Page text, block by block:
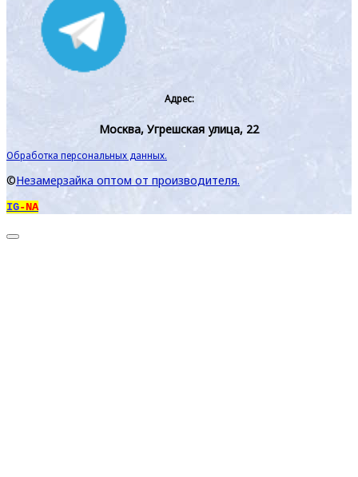
Адрес:
Москва, Угрешская улица, 22
Обработка персональных данных.
©Незамерзайка оптом от производителя.
IG-NA